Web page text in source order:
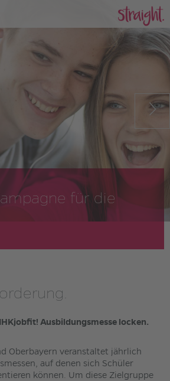
für die
Ausbildungsmesse locken.
Oberbayern veranstaltet jährlich
auf denen sich Schüler
können. Um diese Zielgruppe